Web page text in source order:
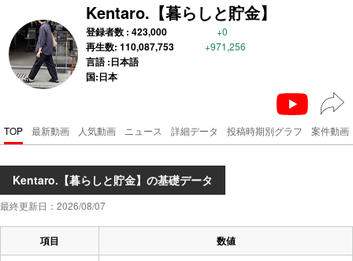
Kentaro.【暮らしと貯金】
登録者数 : 423,000 +0
再生数: 110,087,753 +971,256
言語 :日本語
国:日本
TOP 最新動画 人気動画 ニュース 詳細データ 投稿時期別グラフ 案件動画
Kentaro.【暮らしと貯金】の基礎データ
最終更新日：2026/08/07
項目 数値